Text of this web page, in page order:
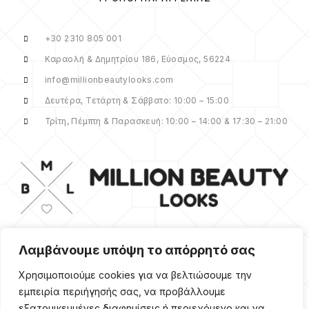
Λαμβάνουμε υπόψη το απόρρητό σας
Χρησιμοποιούμε cookies για να βελτιώσουμε την
εμπειρία περιήγησής σας, να προβάλλουμε
+30 2310 805 001
Καραολή & Δημητρίου 186, Εύοσμος, 56224
info@millionbeautylooks.com
Δευτέρα, Τετάρτη & Σάββατο: 10:00 – 15:00
Τρίτη, Πέμπτη & Παρασκευή: 10:00 – 14:00 & 17:30 – 21:00
Για οποιαδήποτε ερώτηση ή πληροφορία,
υποστηρίξει. Θα χαρούμε να σας
βοηθήσουμε.